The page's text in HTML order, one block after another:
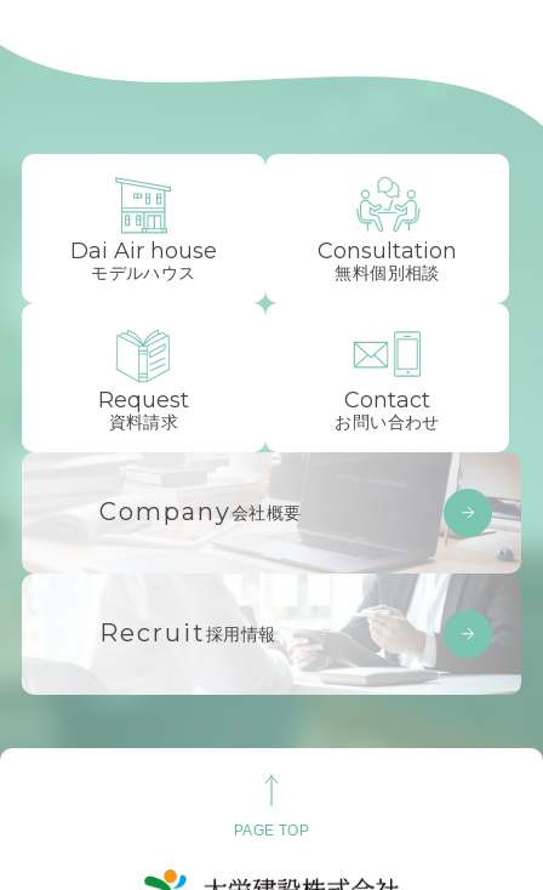
Dai Air house
モデルハウス
Consultation
無料個別相談
Request
資料請求
Contact
お問い合わせ
Company会社概要
Recruit採用情報
PAGE TOP